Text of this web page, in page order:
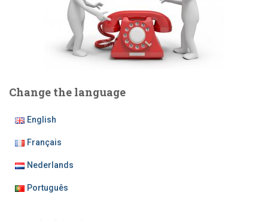
Change the language
English
Français
Nederlands
Português